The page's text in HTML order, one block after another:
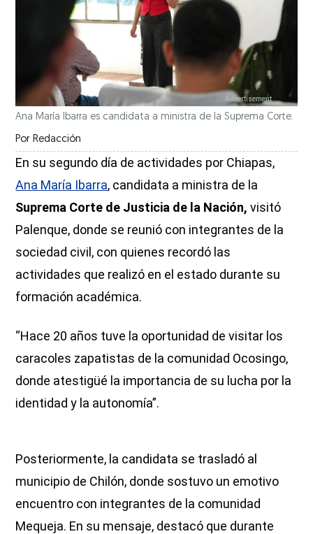
Ana María Ibarra es candidata a ministra de la Suprema Corte.
Por Redacción
En su segundo día de actividades por Chiapas,
Ana María Ibarra, candidata a ministra de la
Suprema Corte de Justicia de la Nación, visitó
Palenque, donde se reunió con integrantes de la
sociedad civil, con quienes recordó las
actividades que realizó en el estado durante su
formación académica.
“Hace 20 años tuve la oportunidad de visitar los
caracoles zapatistas de la comunidad Ocosingo,
donde atestigüé la importancia de su lucha por la
identidad y la autonomía”.
Posteriormente, la candidata se trasladó al
municipio de Chilón, donde sostuvo un emotivo
encuentro con integrantes de la comunidad
Mequeja. En su mensaje, destacó que durante